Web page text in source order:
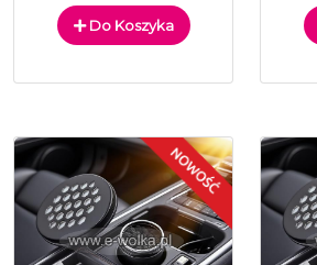
Do Koszyka